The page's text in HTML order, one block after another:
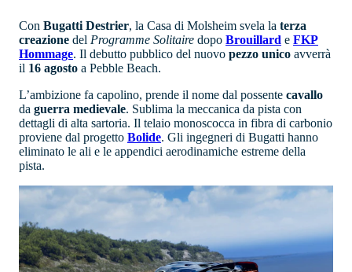
Con Bugatti Destrier, la Casa di Molsheim svela la terza
creazione del Programme Solitaire dopo Brouillard e FKP
Hommage. Il debutto pubblico del nuovo pezzo unico avverrà
il 16 agosto a Pebble Beach.
L’ambizione fa capolino, prende il nome dal possente cavallo
da guerra medievale. Sublima la meccanica da pista con
dettagli di alta sartoria. Il telaio monoscocca in fibra di carbonio
proviene dal progetto Bolide. Gli ingegneri di Bugatti hanno
eliminato le ali e le appendici aerodinamiche estreme della
pista.